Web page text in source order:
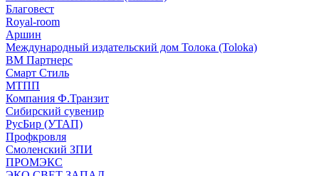
Благовест
Royal-room
Аршин
Международный издательский дом Толока (Toloka)
ВМ Партнерс
Смарт Стиль
МТПП
Компания Ф.Транзит
Сибирский сувенир
РусБир (УТАП)
Профкровля
Смоленский ЗПИ
ПРОМЭКС